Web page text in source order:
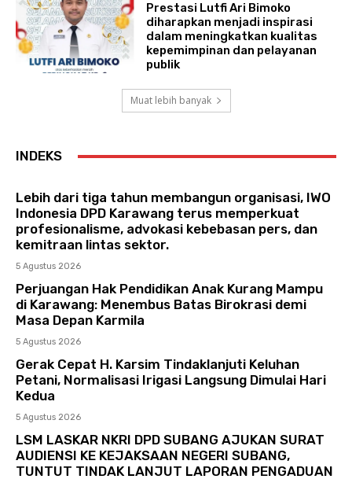
Prestasi Lutfi Ari Bimoko
diharapkan menjadi inspirasi
dalam meningkatkan kualitas
kepemimpinan dan pelayanan
publik
Muat lebih banyak
INDEKS
Lebih dari tiga tahun membangun organisasi, IWO
Indonesia DPD Karawang terus memperkuat
profesionalisme, advokasi kebebasan pers, dan
kemitraan lintas sektor.
5 Agustus 2026
Perjuangan Hak Pendidikan Anak Kurang Mampu
di Karawang: Menembus Batas Birokrasi demi
Masa Depan Karmila
5 Agustus 2026
Gerak Cepat H. Karsim Tindaklanjuti Keluhan
Petani, Normalisasi Irigasi Langsung Dimulai Hari
Kedua
5 Agustus 2026
LSM LASKAR NKRI DPD SUBANG AJUKAN SURAT
AUDIENSI KE KEJAKSAAN NEGERI SUBANG,
TUNTUT TINDAK LANJUT LAPORAN PENGADUAN